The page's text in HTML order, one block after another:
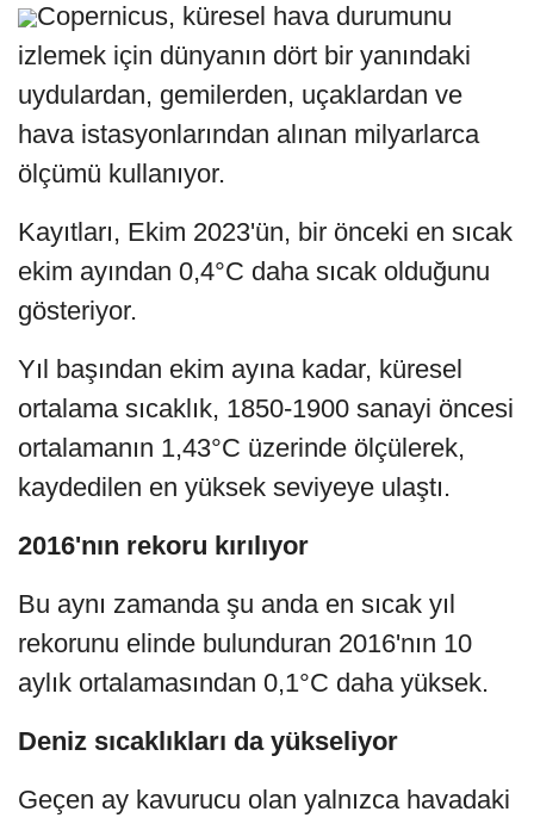
Copernicus, küresel hava durumunu
izlemek için dünyanın dört bir yanındaki
uydulardan, gemilerden, uçaklardan ve
hava istasyonlarından alınan milyarlarca
ölçümü kullanıyor.
Kayıtları, Ekim 2023'ün, bir önceki en sıcak
ekim ayından 0,4°C daha sıcak olduğunu
gösteriyor.
Yıl başından ekim ayına kadar, küresel
ortalama sıcaklık, 1850-1900 sanayi öncesi
ortalamanın 1,43°C üzerinde ölçülerek,
kaydedilen en yüksek seviyeye ulaştı.
2016'nın rekoru kırılıyor
Bu aynı zamanda şu anda en sıcak yıl
rekorunu elinde bulunduran 2016'nın 10
aylık ortalamasından 0,1°C daha yüksek.
Deniz sıcaklıkları da yükseliyor
Geçen ay kavurucu olan yalnızca havadaki